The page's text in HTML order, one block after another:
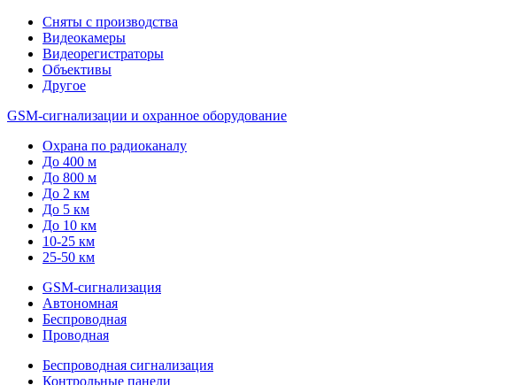
Сняты с производства
Видеокамеры
Видеорегистраторы
Объективы
Другое
GSM-сигнализации и охранное оборудование
Охрана по радиоканалу
До 400 м
До 800 м
До 2 км
До 5 км
До 10 км
10-25 км
25-50 км
GSM-сигнализация
Автономная
Беспроводная
Проводная
Беспроводная сигнализация
Контрольные панели